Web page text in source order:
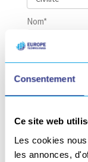
Consentement
Ce site web
Les cookies
les annonces,
Nom*
Prénom*
Société*
Adresse email*